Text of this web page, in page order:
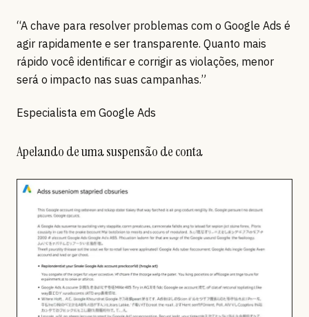
“A chave para resolver problemas com o Google Ads é
agir rapidamente e ser transparente. Quanto mais
rápido você identificar e corrigir as violações, menor
será o impacto nas suas campanhas.”
Especialista em Google Ads
Apelando de uma suspensão de conta